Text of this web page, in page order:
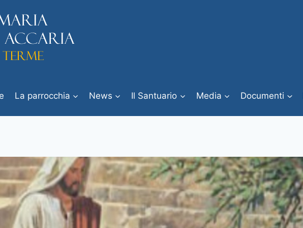
La parrocchia News Il Santuario Media Documenti